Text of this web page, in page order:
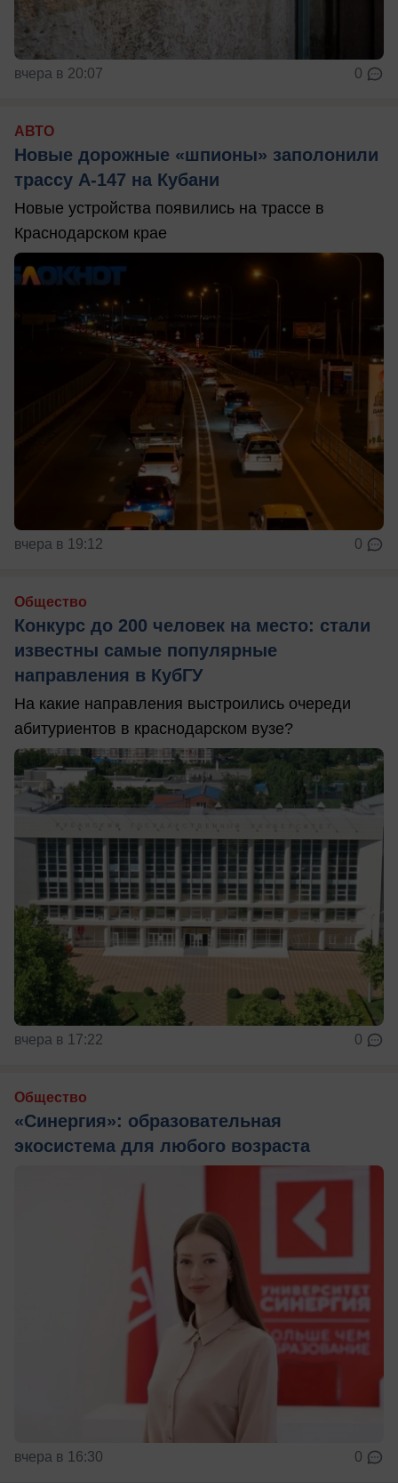
вчера в 20:07 0
АВТО
Новые дорожные «шпионы» заполонили
трассу А-147 на Кубани
Новые устройства появились на трассе в
Краснодарском крае
вчера в 19:12 0
Общество
Конкурс до 200 человек на место: стали
известны самые популярные
направления в КубГУ
На какие направления выстроились очереди
абитуриентов в краснодарском вузе?
вчера в 17:22 0
Общество
«Синергия»: образовательная
экосистема для любого возраста
вчера в 16:30 0